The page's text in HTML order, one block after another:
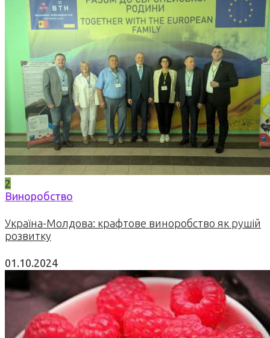
2
Виноробство
Україна-Молдова: крафтове виноробство як рушій
розвитку
01.10.2024